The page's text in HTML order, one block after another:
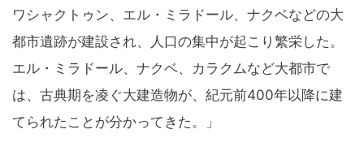
ワシャクトゥン、エル・ミラドール、ナクベなどの大
都市遺跡が建設され、人口の集中が起こり繁栄した。
エル・ミラドール、ナクベ、カラクムなど大都市で
は、古典期を凌ぐ大建造物が、紀元前400年以降に建
てられたことが分かってきた。」